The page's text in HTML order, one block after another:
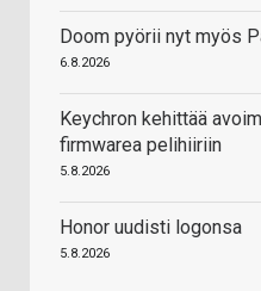
Doom pyörii nyt myös
6.8.2026
Keychron kehittää
firmwarea pelihiiriin
5.8.2026
Honor uudisti logonsa
5.8.2026